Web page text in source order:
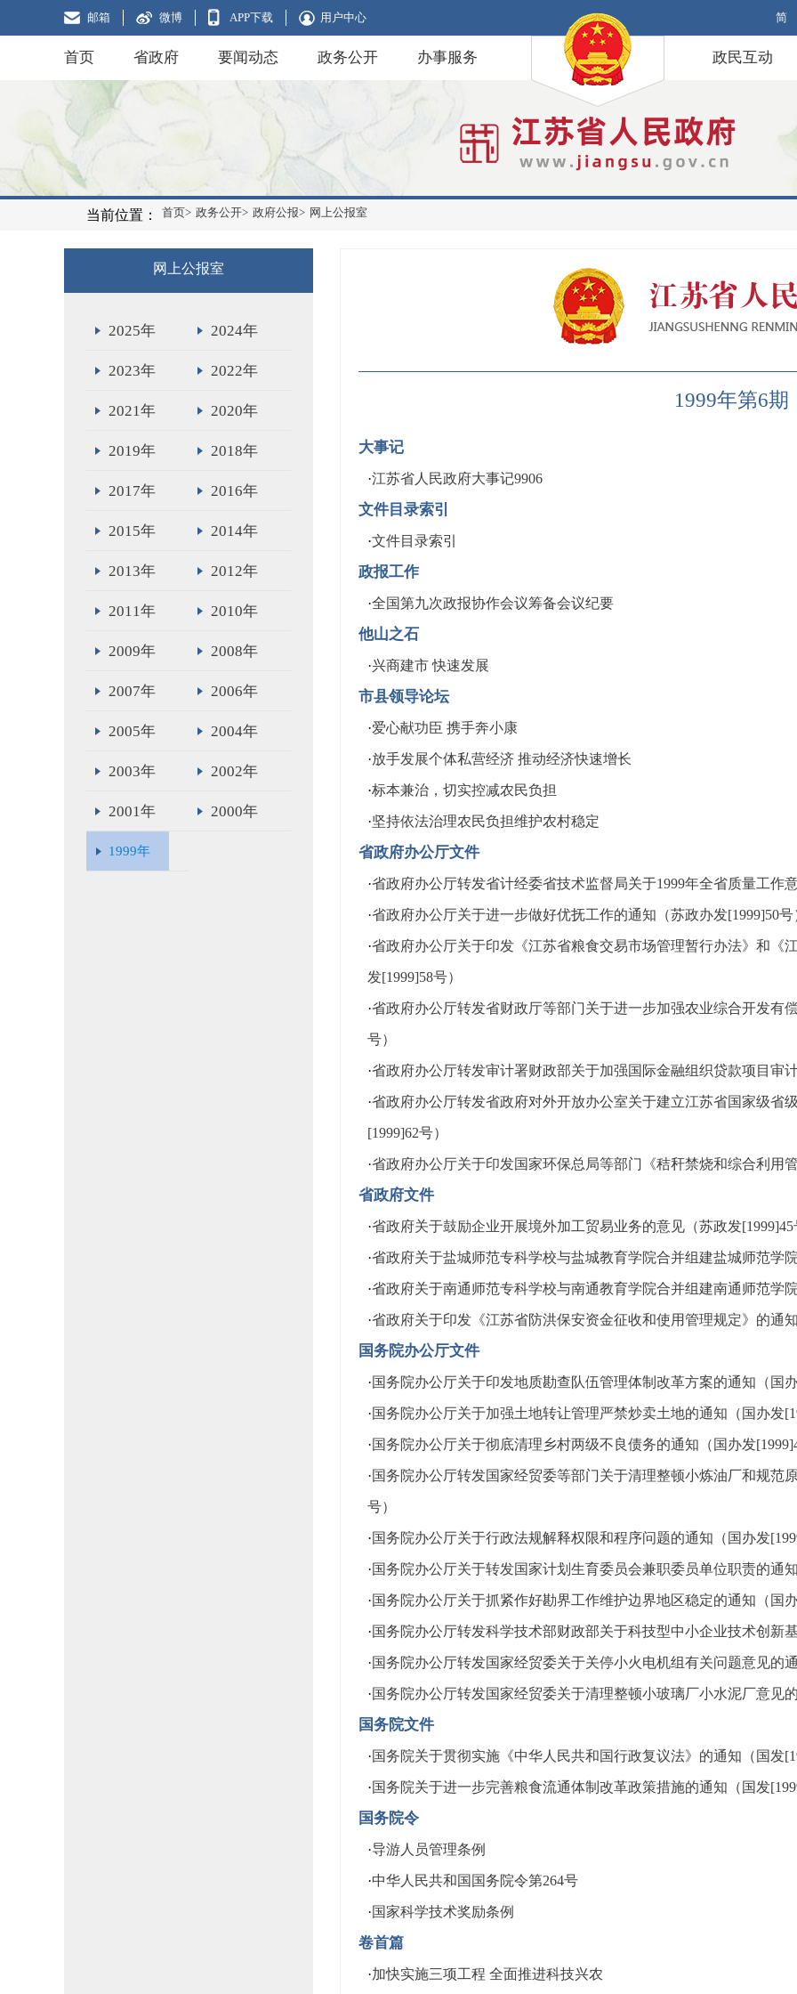
邮箱 微博 APP下载 用户中心 简
首页 省政府 要闻动态 政务公开 办事服务 政民互动
当前位置： 首页> 政务公开> 政府公报> 网上公报室
网上公报室
2025年 2024年
2023年 2022年
2021年 2020年
2019年 2018年
2017年 2016年
2015年 2014年
2013年 2012年
2011年 2010年
2009年 2008年
2007年 2006年
2005年 2004年
2003年 2002年
2001年 2000年
1999年
1999年第6期
大事记
·江苏省人民政府大事记9906
文件目录索引
·文件目录索引
政报工作
·全国第九次政报协作会议筹备会议纪要
他山之石
·兴商建市 快速发展
市县领导论坛
·爱心献功臣 携手奔小康
·放手发展个体私营经济 推动经济快速增长
·标本兼治，切实控减农民负担
·坚持依法治理农民负担维护农村稳定
省政府办公厅文件
·省政府办公厅转发省计经委省技术监督局关于1999年全省质量工作
·省政府办公厅关于进一步做好优抚工作的通知（苏政办发[1999]50号
·省政府办公厅关于印发《江苏省粮食交易市场管理暂行办法》和《
发[1999]58号）
·省政府办公厅转发省财政厅等部门关于进一步加强农业综合开发有
号）
·省政府办公厅转发审计署财政部关于加强国际金融组织贷款项目审
·省政府办公厅转发省政府对外开放办公室关于建立江苏省国家级省
[1999]62号）
·省政府办公厅关于印发国家环保总局等部门《秸秆禁烧和综合利用
省政府文件
·省政府关于鼓励企业开展境外加工贸易业务的意见（苏政发[1999]45
·省政府关于盐城师范专科学校与盐城教育学院合并组建盐城师范学
·省政府关于南通师范专科学校与南通教育学院合并组建南通师范学
·省政府关于印发《江苏省防洪保安资金征收和使用管理规定》的通
国务院办公厅文件
·国务院办公厅关于印发地质勘查队伍管理体制改革方案的通知（国
·国务院办公厅关于加强土地转让管理严禁炒卖土地的通知（国办发
·国务院办公厅关于彻底清理乡村两级不良债务的通知（国办发
·国务院办公厅转发国家经贸委等部门关于清理整顿小炼油厂和规范
号）
·国务院办公厅关于行政法规解释权限和程序问题的通知（国办发
·国务院办公厅关于转发国家计划生育委员会兼职委员单位职责的通
·国务院办公厅关于抓紧作好勘界工作维护边界地区稳定的通知（国
·国务院办公厅转发科学技术部财政部关于科技型中小企业技术创新
·国务院办公厅转发国家经贸委关于关停小火电机组有关问题意见的
·国务院办公厅转发国家经贸委关于清理整顿小玻璃厂小水泥厂意见
国务院文件
·国务院关于贯彻实施《中华人民共和国行政复议法》的通知（国发
·国务院关于进一步完善粮食流通体制改革政策措施的通知（国发
国务院令
·导游人员管理条例
·中华人民共和国国务院令第264号
·国家科学技术奖励条例
卷首篇
·加快实施三项工程 全面推进科技兴农